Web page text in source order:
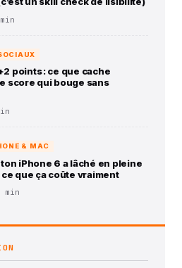
points : ce que cache
score qui bouge sans
& MAC
ton iPhone 6 a lâché en pleine
ce que ça coûte vraiment
min